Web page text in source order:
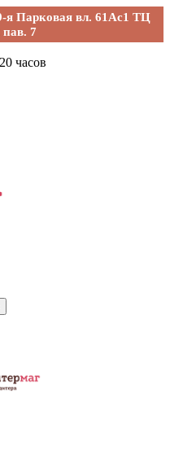
я Парковая вл. 61Ас1 ТЦ
пав. 7
часов